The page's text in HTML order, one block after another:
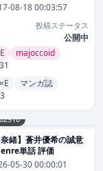
08-18 00:03:57
投稿ステータス
公開中
majoccoid
マンガ誌
奈緒】蒼井優希の誠意
単話 評価
05-30 00:00:01